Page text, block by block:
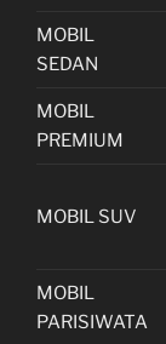
MOBIL
SEDAN
MOBIL
PREMIUM
MOBIL SUV
MOBIL
PARISIWATA